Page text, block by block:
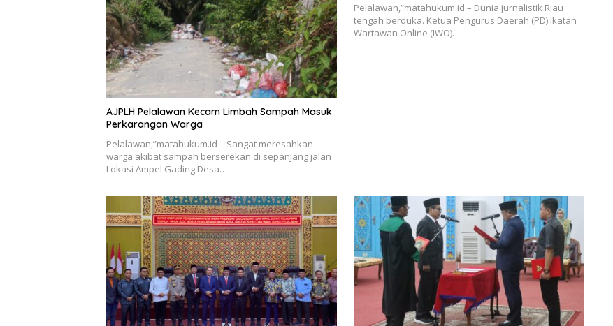
AJPLH Pelalawan Kecam Limbah Sampah Masuk
Perkarangan Warga
Pelalawan,”matahukum.id – Sangat meresahkan
warga akibat sampah berserekan di sepanjang jalan
Lokasi Ampel Gading Desa…
Pelalawan,”matahukum.id – Dunia jurnalistik Riau
tengah berduka. Ketua Pengurus Daerah (PD) Ikatan
Wartawan Online (IWO)…